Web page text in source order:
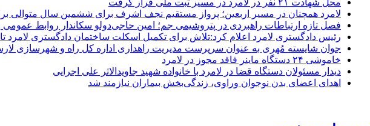
محل شهادت ۲۱ نفر در لامرد در مسیر ثبت ملی قرار گرفت
لامرد همچنان در مسیر اربعین؛ پرواز مستقیم نجف اشرف برای ششمین سال متوالی
فصل تازه ارتباطات راهبردی در پتروشیمی جم؛ امین حاجی‌دولو سکاندار روابط عمومی
رئیس دادگستری لامرد اعلام کرد:تلاش برای تکمیل اسکلت ساختمان دادگستری لامرد
جوان شایسته مُهری به عنوان سرپرست مدیریت راهداری اداره کل راه و شهرسازی
خاموشی ۲۴ دستگاه ماینر فاقد مجوز در لامرد
دیدار مسئولان دستگاه قضا در لامرد با خانواده شهید جاویدالاثر علی اجرایی
اهدای اعضای بدن نوجوان وراوی، زندگی‌بخش بیماران نیازمند شد